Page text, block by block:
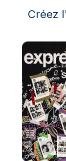
Créez